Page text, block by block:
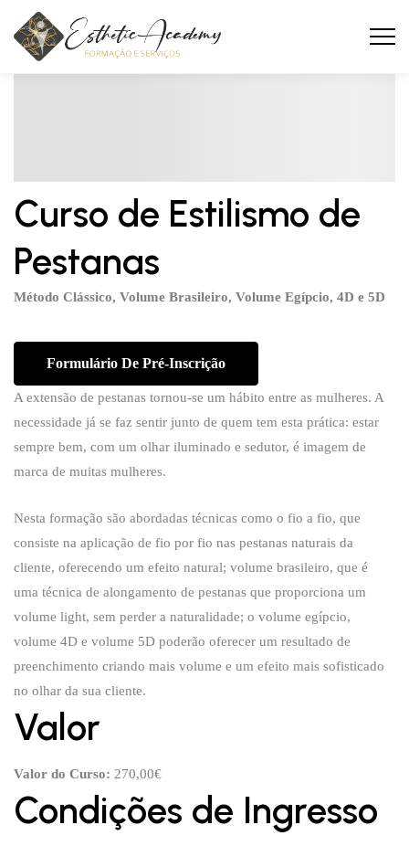
Curso de Estilismo de
Pestanas
Método Clássico, Volume Brasileiro, Volume Egípcio, 4D e 5D
Formulário De Pré-Inscrição
A extensão de pestanas tornou-se um hábito entre as mulheres. A
necessidade já se faz sentir junto de quem tem esta prática: estar
sempre bem, com um olhar iluminado e sedutor, é imagem de
marca de muitas mulheres.
Nesta formação são abordadas técnicas como o fio a fio, que
consiste na aplicação de fio por fio nas pestanas naturais da
cliente, oferecendo um efeito natural; volume brasileiro, que é
uma técnica de alongamento de pestanas que proporciona um
volume light, sem perder a naturalidade; o volume egípcio,
volume 4D e volume 5D poderão oferecer um resultado de
preenchimento criando mais volume e um efeito mais sofisticado
no olhar da sua cliente.
Valor
Valor do Curso: 270,00€
Condições de Ingresso